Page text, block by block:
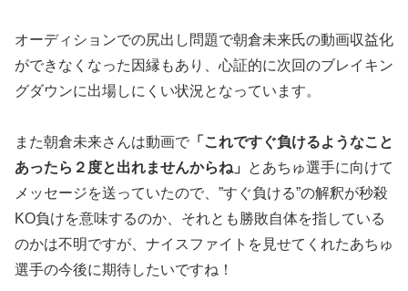
オーディションでの尻出し問題で朝倉未来氏の動画収益化
ができなくなった因縁もあり、心証的に次回のブレイキン
グダウンに出場しにくい状況となっています。
また朝倉未来さんは動画で 「これですぐ負けるようなこと
あったら２度と出れませんからね」
とあちゅ選手に向けて
メッセージを送っていたので、”すぐ負ける”の解釈が秒殺
KO負けを意味するのか、それとも勝敗自体を指している
のかは不明ですが、ナイスファイトを見せてくれたあちゅ
選手の今後に期待したいですね！